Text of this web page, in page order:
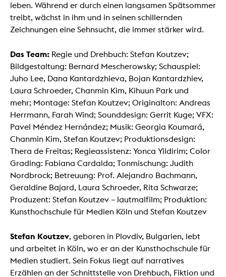
leben. Während er durch einen langsamen Spätsommer
treibt, wächst in ihm und in seinen schillernden
Zeichnungen eine Sehnsucht, die immer stärker wird.
Das Team: Regie und Drehbuch: Stefan Koutzev;
Bildgestaltung: Bernard Mescherowsky; Schauspiel:
Juho Lee, Dana Kantardzhieva, Bojan Kantardzhiev,
Laura Schroeder, Chanmin Kim, Kihuun Park und
mehr; Montage: Stefan Koutzev; Originalton: Andreas
Herrmann, Farah Wind; Sounddesign: Gerrit Kuge; VFX:
Pavel Méndez Hernández; Musik: Georgia Koumará,
Chanmin Kim, Stefan Koutzev; Produktionsdesign:
Thera de Freitas; Regieassistenz: Yonca Yildirim; Color
Grading: Fabiana Cardalda; Tonmischung: Judith
Nordbrock; Betreuung: Prof. Alejandro Bachmann,
Geraldine Bajard, Laura Schroeder, Rita Schwarze;
Produzent: Stefan Koutzev – lautmalfilm; Produktion:
Kunsthochschule für Medien Köln und Stefan Koutzev
Stefan Koutzev, geboren in Plovdiv, Bulgarien, lebt
und arbeitet in Köln, wo er an der Kunsthochschule für
Medien studiert. Sein Fokus liegt auf narratives
Erzählen an der Schnittstelle von Drehbuch, Fiktion und